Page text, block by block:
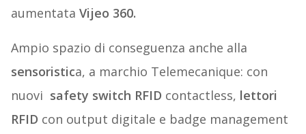
aumentata Vijeo 360.
Ampio spazio di conseguenza anche alla
sensoristica, a marchio Telemecanique: con
nuovi safety switch RFID contactless, lettori
RFID con output digitale e badge management